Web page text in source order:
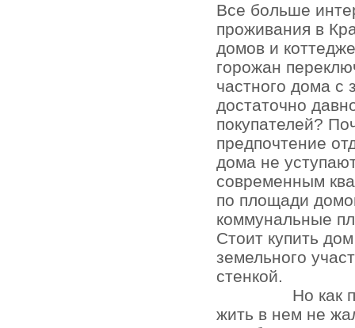
Все больше
проживания в
домов и
горожан
частного дома с
достаточно
покупателей?
предпочтение
дома не
современным
по площади
коммунальные
Стоит купить
земельного
стенкой.
Но как
жить в нем не